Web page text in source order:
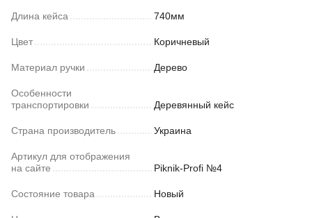
Длина кейса 740мм
Цвет Коричневый
Материал ручки Дерево
Особенности
транспортировки
Деревянный кейс
Страна производитель Украина
Артикул для отображения
на сайте
Piknik-Profi №4
Состояние товара Новый